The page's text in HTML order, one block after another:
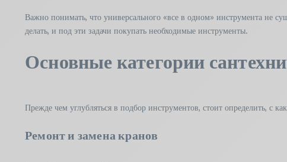
Важно понимать, что универсального «все в одном» инструмента не
делать, и под эти задачи покупать необходимые инструменты.
Основные категории
Прежде чем углубляться в подбор инструментов, стоит определить, с
Ремонт и замена кранов